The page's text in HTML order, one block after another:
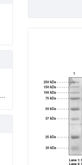
Gene Expression Profiling (1)